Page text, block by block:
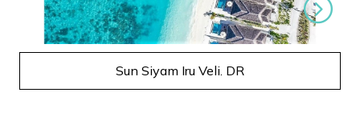
Sun Siyam Iru Veli. DR
Suivant